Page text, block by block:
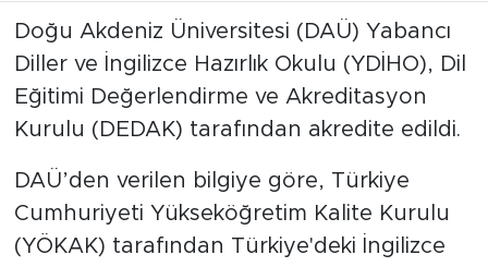
Doğu Akdeniz Üniversitesi (DAÜ) Yabancı
Diller ve İngilizce Hazırlık Okulu (YDİHO), Dil
Eğitimi Değerlendirme ve Akreditasyon
Kurulu (DEDAK) tarafından akredite edildi.
DAÜ’den verilen bilgiye göre, Türkiye
Cumhuriyeti Yükseköğretim Kalite Kurulu
(YÖKAK) tarafından Türkiye'deki İngilizce